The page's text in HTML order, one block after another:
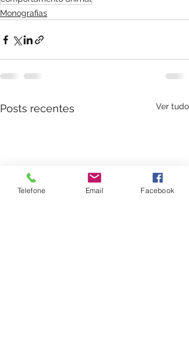
Monografias
Posts recentes Ver tudo
Telefone Email Facebook